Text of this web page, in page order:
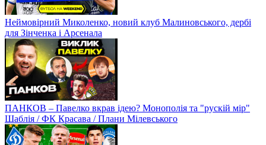
Неймовірний Миколенко, новий клуб Малиновського, дербі
для Зінченка і Арсенала
ПАНКОВ – Павелко вкрав ідею? Монополія та "рускій мір"
Шаблія / ФК Красава / Плани Мілевського